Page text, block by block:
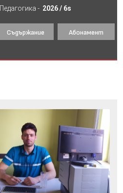
Педагогика - 2026 / 6s
Съдържание Абонамент